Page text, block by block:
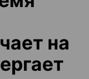
на